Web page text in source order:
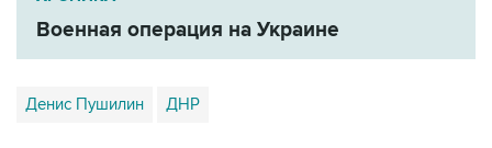
Денис Пушилин ДНР